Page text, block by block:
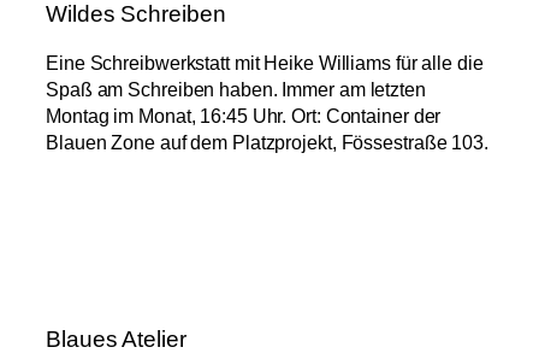
Wildes Schreiben
Eine Schreibwerkstatt mit Heike Williams für alle die
Spaß am Schreiben haben. Immer am letzten
Montag im Monat, 16:45 Uhr. Ort: Container der
Blauen Zone auf dem Platzprojekt, Fössestraße 103.
Blaues Atelier